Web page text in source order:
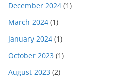
December 2024 (1)
March 2024 (1)
January 2024 (1)
October 2023 (1)
August 2023 (2)